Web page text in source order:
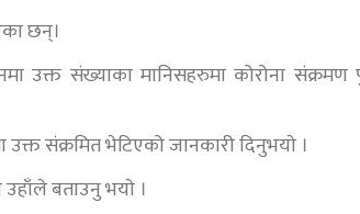
छन्।
उक्त संख्याका मानिसहरुमा कोरोना संक्रमण
उक्त संक्रमित भेटिएको जानकारी दिनुभयाे ।
बताउनु भयाे ।